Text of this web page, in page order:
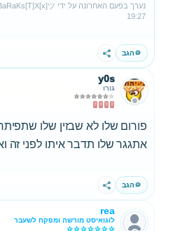
נערך בפעם האחרונה על ידי ツ
19:27
הגב שתף
y0s
גורו
פורום שלו לא שבזין שלו
אתגגר שלו תדבר איתו לפני זה
הגב שתף
rea
לוגואיסט מורשה ומפקח לשעבר